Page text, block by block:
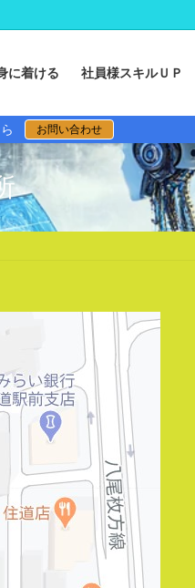
に着ける 社員様スキルＵＰ
お問い合わせ